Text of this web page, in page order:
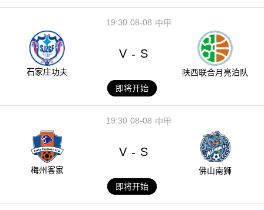
08-08
19:30 中甲
石家庄功夫
V - S
陕西联合月亮泊队
即将开始
08-08
19:30 中甲
梅州客家
V - S
佛山南狮
即将开始